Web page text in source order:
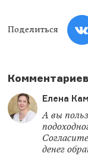
Поделиться
Елена
А вы
денег